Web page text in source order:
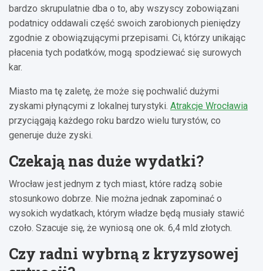
bardzo skrupulatnie dba o to, aby wszyscy zobowiązani
podatnicy oddawali część swoich zarobionych pieniędzy
zgodnie z obowiązującymi przepisami. Ci, którzy unikając
płacenia tych podatków, mogą spodziewać się surowych
kar.
Miasto ma tę zaletę, że może się pochwalić dużymi
zyskami płynącymi z lokalnej turystyki. Atrakcje Wrocławia
przyciągają każdego roku bardzo wielu turystów, co
generuje duże zyski.
Czekają nas duże wydatki?
Wrocław jest jednym z tych miast, które radzą sobie
stosunkowo dobrze. Nie można jednak zapominać o
wysokich wydatkach, którym władze będą musiały stawić
czoło. Szacuje się, że wyniosą one ok. 6,4 mld złotych.
Czy radni wybrną z kryzysowej